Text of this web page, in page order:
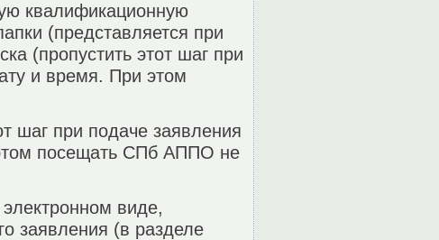
квалификационную
(представляется при
(пропустить этот шаг при
и время. При этом
шаг при подаче заявления
посещать СПб АППО не
виде,
заявления (в разделе